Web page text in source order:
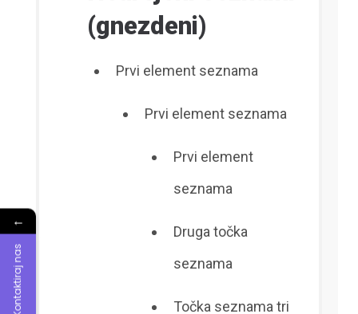
(gnezdeni)
Prvi element seznama
Prvi element seznama
Prvi element
seznama
Druga točka
seznama
Točka seznama tri
←
Kontaktiraj nas